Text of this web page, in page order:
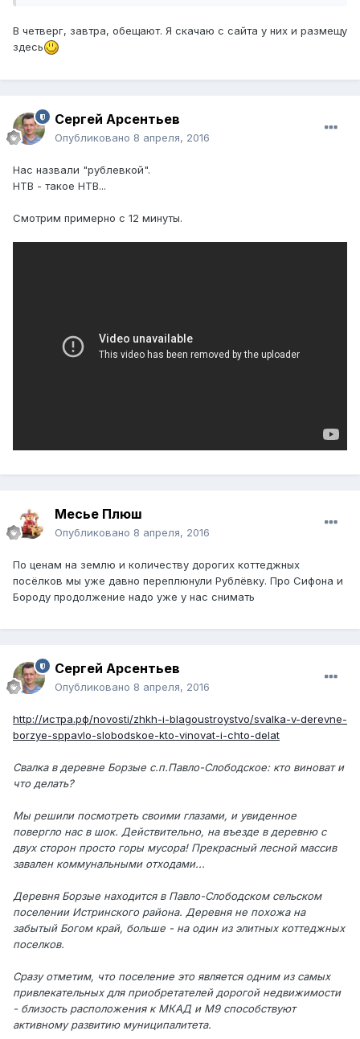
В четверг, завтра, обещают. Я скачаю с сайта у них и размещу
здесь
Сергей Арсентьев
Опубликовано 8 апреля, 2016
Нас назвали "рублевкой".
НТВ - такое НТВ...
Смотрим примерно с 12 минуты.
Месье Плюш
Опубликовано 8 апреля, 2016
По ценам на землю и количеству дорогих коттеджных
посёлков мы уже давно переплюнули Рублёвку. Про Сифона и
Бороду продолжение надо уже у нас снимать
Сергей Арсентьев
Опубликовано 8 апреля, 2016
http://истра.рф/novosti/zhkh-i-blagoustroystvo/svalka-v-derevne-
borzye-sppavlo-slobodskoe-kto-vinovat-i-chto-delat
Свалка в деревне Борзые с.п.Павло-Слободское: кто виноват и
что делать?
Мы решили посмотреть своими глазами, и увиденное
повергло нас в шок. Действительно, на въезде в деревню с
двух сторон просто горы мусора! Прекрасный лесной массив
завален коммунальными отходами...
Деревня Борзые находится в Павло-Слободском сельском
поселении Истринского района. Деревня не похожа на
забытый Богом край, больше - на один из элитных коттеджных
поселков.
Сразу отметим, что поселение это является одним из самых
привлекательных для приобретателей дорогой недвижимости
- близость расположения к МКАД и М9 способствуют
активному развитию муниципалитета.